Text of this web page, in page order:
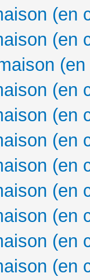
(en
(en
(en
(en
(en
(en
(en
(en
(en
(en